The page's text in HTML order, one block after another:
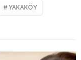
YAKAKÖY